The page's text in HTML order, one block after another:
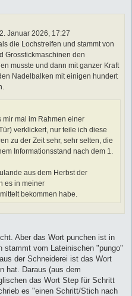
Januar 2026, 17:27
die Lochstreifen und stammt von
Grosstickmaschinen den
musste und dann mit ganzer Kraft
Nadelbalken mit einigen hundert
mir mal im Rahmen einer
verklickert, nur teile ich diese
zu der Zeit sehr, sehr selten, die
Informationsstand nach dem 1.
aus dem Herbst der
es in meiner
bekommen habe.
Aber das Wort punchen ist in
stammt vom Lateinischen "pungo"
der Schneiderei ist das Wort
hat. Daraus (aus dem
das Wort Step für Schritt
es "einen Schritt/Stich nach